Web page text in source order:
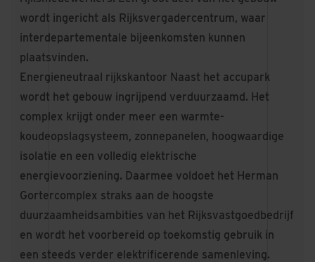
wordt ingericht als Rijksvergadercentrum, waar
interdepartementale bijeenkomsten kunnen
plaatsvinden.
Energieneutraal rijkskantoor Naast het accupark
wordt het gebouw ingrijpend verduurzaamd. Het
complex krijgt onder meer een warmte-
koudeopslagsysteem, zonnepanelen, hoogwaardige
isolatie en een volledig elektrische
energievoorziening. Daarmee voldoet het Herman
Gortercomplex straks aan de hoogste
duurzaamheidsambities van het Rijksvastgoedbedrijf
en wordt het voorbereid op toekomstig gebruik in
een steeds verder elektrificerende samenleving.